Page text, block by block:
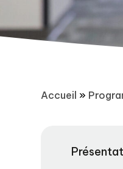
Accueil »